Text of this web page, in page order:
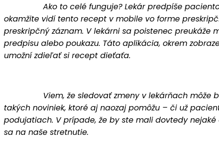
Ako to celé funguje? Lekár predpíše pacientovi
okamžite vidí tento recept v mobile vo forme
preskripčný záznam. V lekárni sa poistenec
predpisu alebo poukazu. Táto aplikácia, okrem
umožní zdieľať si recept dieťaťa.
Viem, že sledovať zmeny v lekárňach môže byť
takých noviniek, ktoré aj naozaj pomôžu – či už
podujatiach. V prípade, že by ste mali dovtedy
sa na naše stretnutie.